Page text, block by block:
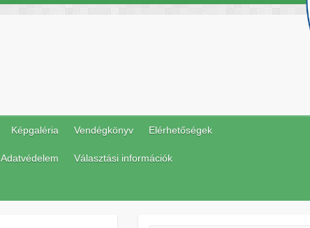
Képgaléria Vendégkönyv Elérhetőségek
Adatvédelem Választási információk